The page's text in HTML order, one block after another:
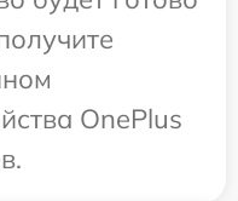
OnePlus